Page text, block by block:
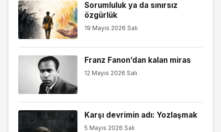
Sorumluluk ya da sınırsız
özgürlük
19 Mayıs 2026 Salı
Franz Fanon’dan kalan miras
12 Mayıs 2026 Salı
Karşı devrimin adı: Yozlaşmak
5 Mayıs 2026 Salı